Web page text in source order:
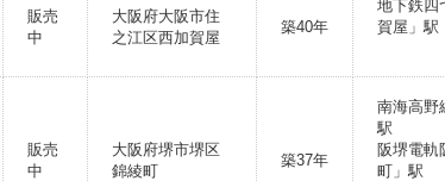
販売
中
大阪府大阪市住
之江区西加賀屋
築40年
地下鉄四
賀屋」駅
販売
中
大阪府堺市堺区
錦綾町
築37年
南海高野
駅
阪堺電軌
町」駅